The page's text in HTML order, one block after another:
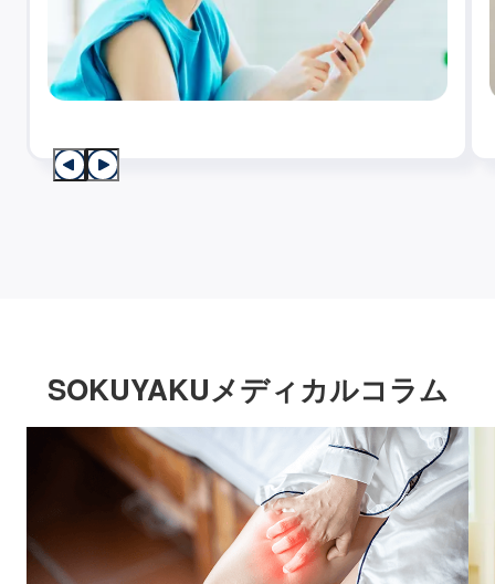
SOKUYAKUメディカルコラム